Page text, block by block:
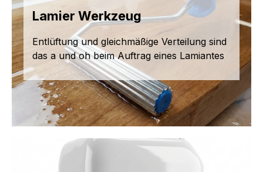
Lamier Werkzeug
Entlüftung und gleichmäßige Verteilung sind
das a und oh beim Auftrag eines Lamiantes